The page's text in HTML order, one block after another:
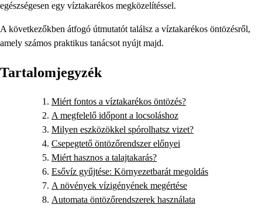
egészségesen egy víztakarékos megközelítéssel.
A következőkben átfogó útmutatót találsz a víztakarékos öntözésről,
amely számos praktikus tanácsot nyújt majd.
Tartalomjegyzék
Miért fontos a víztakarékos öntözés?
A megfelelő időpont a locsoláshoz
Milyen eszközökkel spórolhatsz vizet?
Csepegtető öntözőrendszer előnyei
Miért hasznos a talajtakarás?
Esővíz gyűjtése: Környezetbarát megoldás
A növények vízigényének megértése
Automata öntözőrendszerek használata